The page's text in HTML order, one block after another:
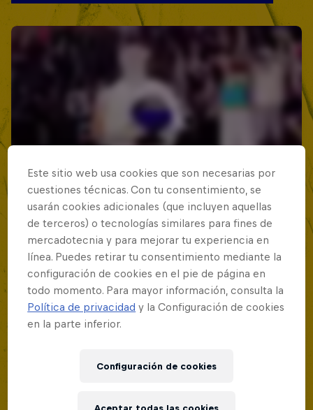
Este sitio web usa cookies que son necesarias por
cuestiones técnicas. Con tu consentimiento, se
usarán cookies adicionales (que incluyen aquellas
de terceros) o tecnologías similares para fines de
mercadotecnia y para mejorar tu experiencia en
línea. Puedes retirar tu consentimiento mediante la
configuración de cookies en el pie de página en
todo momento. Para mayor información, consulta la
Política de privacidad y la Configuración de cookies
en la parte inferior.
Configuración de cookies
Aceptar todas las cookies